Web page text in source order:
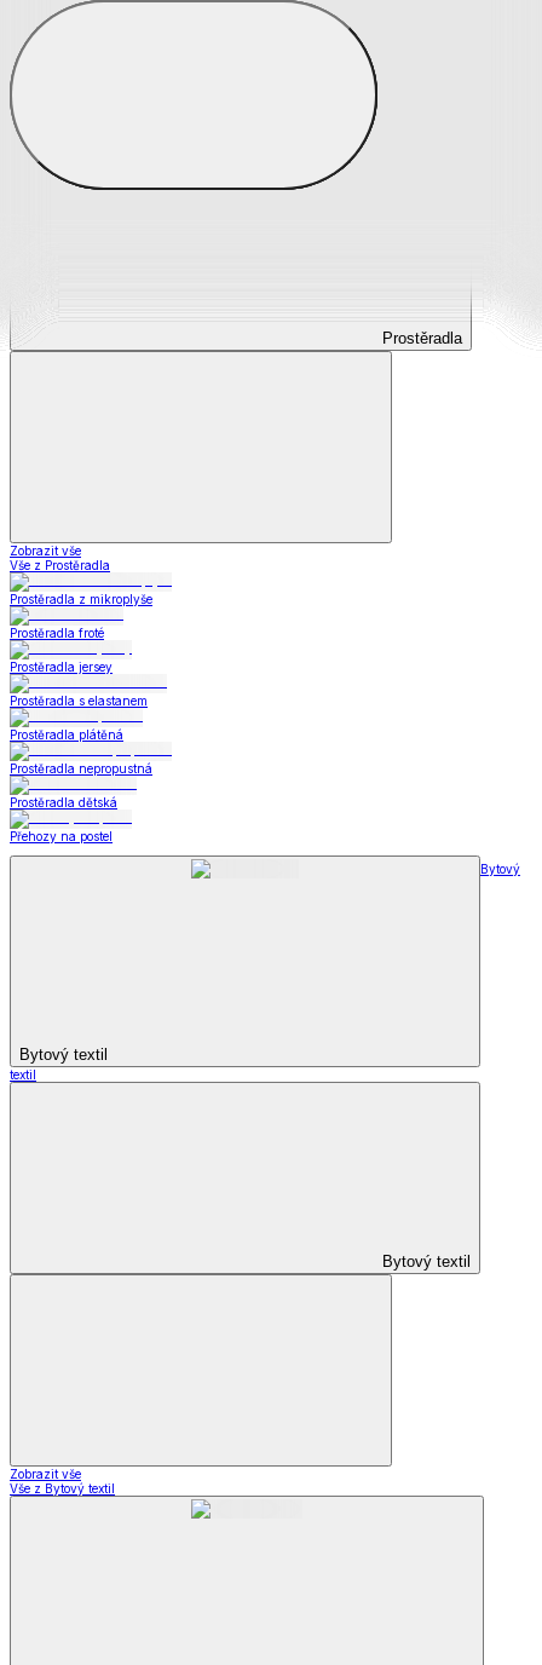
Prostěradla
Prostěradla
Zobrazit vše
Vše z Prostěradla
Prostěradla z mikroplyše
Prostěradla froté
Prostěradla jersey
Prostěradla s elastanem
Prostěradla plátěná
Prostěradla nepropustná
Prostěradla dětská
Přehozy na postel
Bytový textil
Bytový
textil
Bytový textil
Zobrazit vše
Vše z Bytový textil